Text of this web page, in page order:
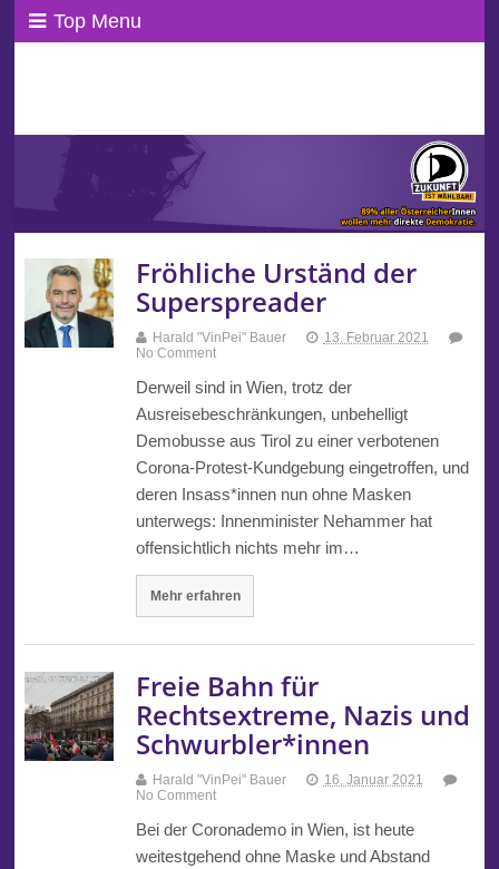
Top Menu
Fröhliche Urständ der
Superspreader
Harald "VinPei" Bauer
13. Februar 2021
No Comment
Derweil sind in Wien, trotz der
Ausreisebeschränkungen, unbehelligt
Demobusse aus Tirol zu einer verbotenen
Corona-Protest-Kundgebung eingetroffen, und
deren Insass*innen nun ohne Masken
unterwegs: Innenminister Nehammer hat
offensichtlich nichts mehr im…
Mehr erfahren
Freie Bahn für
Rechtsextreme, Nazis und
Schwurbler*innen
Harald "VinPei" Bauer
16. Januar 2021
No Comment
Bei der Coronademo in Wien, ist heute
weitestgehend ohne Maske und Abstand